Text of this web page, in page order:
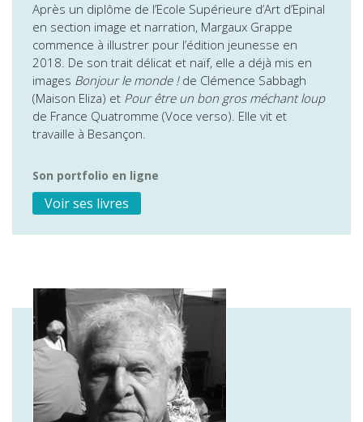
Après un diplôme de l’Ecole Supérieure d’Art d’Epinal
en section image et narration, Margaux Grappe
commence à illustrer pour l’édition jeunesse en
2018. De son trait délicat et naïf, elle a déjà mis en
images Bonjour le monde !de Clémence Sabbagh
(Maison Eliza) et Pour être un bon gros méchant loup
de France Quatromme (Voce verso). Elle vit et
travaille à Besançon.
Son portfolio en ligne
Voir ses livres